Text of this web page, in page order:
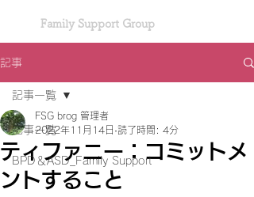
Family Support Group
記事
記事一覧
BPD＆ASD_Family Support
記事一覧
ティファニー：コミットメ
ントすること
FSG brog 管理者
2022年11月14日 読了時間: 4分